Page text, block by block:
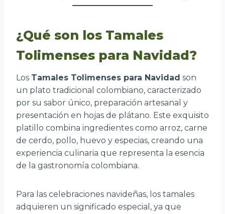
¿Qué son los Tamales
Tolimenses para Navidad?
Los Tamales Tolimenses para Navidad son
un plato tradicional colombiano, caracterizado
por su sabor único, preparación artesanal y
presentación en hojas de plátano. Este exquisito
platillo combina ingredientes como arroz, carne
de cerdo, pollo, huevo y especias, creando una
experiencia culinaria que representa la esencia
de la gastronomía colombiana.
Para las celebraciones navideñas, los tamales
adquieren un significado especial, ya que